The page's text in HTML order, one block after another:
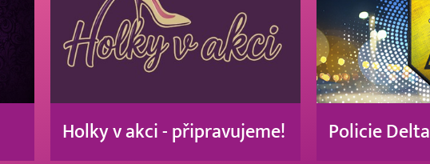
Holky v akci - připravujeme! Policie Delta